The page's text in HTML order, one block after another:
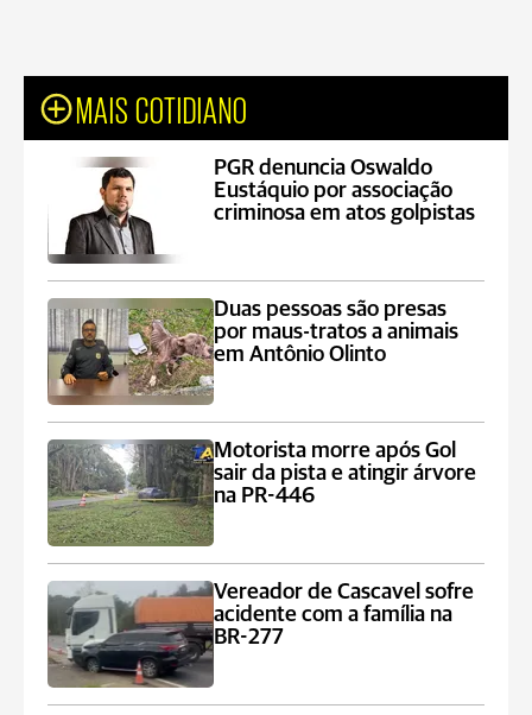
MAIS COTIDIANO
PGR denuncia Oswaldo
Eustáquio por associação
criminosa em atos golpistas
Duas pessoas são presas
por maus-tratos a animais
em Antônio Olinto
Motorista morre após Gol
sair da pista e atingir árvore
na PR-446
Vereador de Cascavel sofre
acidente com a família na
BR-277